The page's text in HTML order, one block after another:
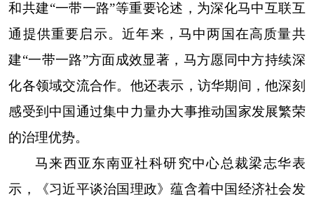
和共建“一带一路”等重要论述，为深化马中互联互
通提供重要启示。近年来，马中两国在高质量共
建“一带一路”方面成效显著，马方愿同中方持续深
化各领域交流合作。他还表示，访华期间，他深刻
感受到中国通过集中力量办大事推动国家发展繁荣
的治理优势。
马来西亚东南亚社科研究中心总裁梁志华表
示，《习近平谈治国理政》蕴含着中国经济社会发